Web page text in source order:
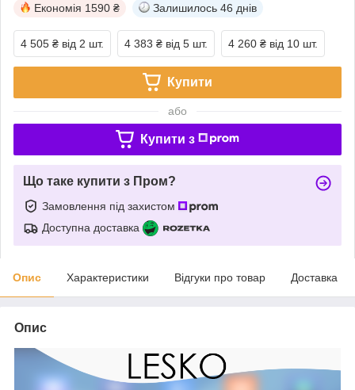
Економія 1590 ₴ Залишилось 46 днів
4 505 ₴ від 2 шт. 4 383 ₴ від 5 шт. 4 260 ₴ від 10 шт.
Купити
або
Купити з
Що таке купити з Пром?
Замовлення під захистом
Доступна доставка
Опис Характеристики Відгуки про товар Доставка
Опис